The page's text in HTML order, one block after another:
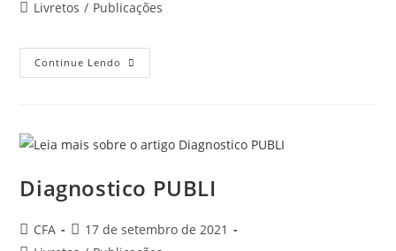
Categoria
Livretos / Publicações
Continue Lendo RAMOS
Publi
Diagnostico PUBLI
Autor
do
CFA
Post
publicado:
17 de setembro de 2021